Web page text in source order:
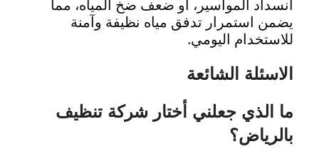
انسداد المواسير، أو ضعف ضخ المياه، مما
يضمن استمرار تدفق مياه نظيفة وآمنة
للاستخدام اليومي.
الاسئلة الشائعة
ما الذي جعلني أختار شركة تنظيف
بالرياض؟